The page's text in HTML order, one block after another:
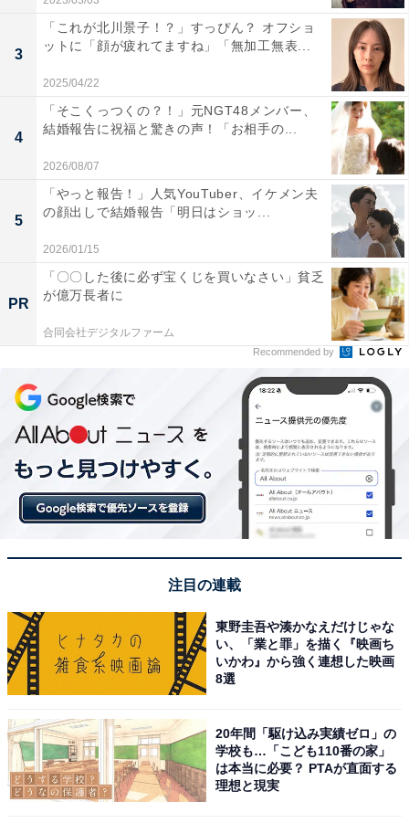
3
「これが北川景子！？」すっぴん？ オフショ
ットに「顔が疲れてますね」「無加工無表...
2025/04/22
4
「そこくっつくの？！」元NGT48メンバー、
結婚報告に祝福と驚きの声！「お相手の...
2026/08/07
5
「やっと報告！」人気YouTuber、イケメン夫
の顔出しで結婚報告「明日はショッ...
2026/01/15
PR
「〇〇した後に必ず宝くじを買いなさい」貧乏
が億万長者に
合同会社デジタルファーム
Recommended by
注目の連載
東野圭吾や湊かなえだけじゃな
い、「業と罪」を描く『映画ち
いかわ』から強く連想した映画
8選
20年間「駆け込み実績ゼロ」の
学校も…「こども110番の家」
は本当に必要？ PTAが直面する
理想と現実